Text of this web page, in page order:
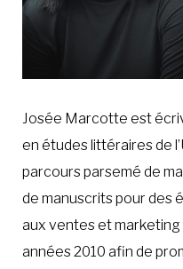
Josée Marcotte est
en études littéraires de
parcours parsemé de
de manuscrits pour des
aux ventes et marketing
années 2010 afin de